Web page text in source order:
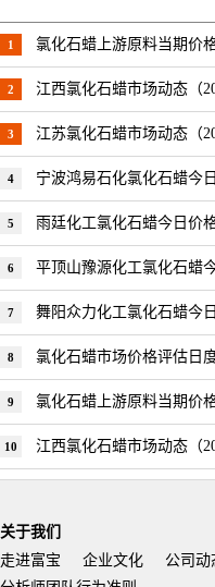
1 氯化石蜡上游原料当期价
2 江西氯化石蜡市场动态（
3 江苏氯化石蜡市场动态（
4 宁波鸿易石化氯化石蜡今
5 雨廷化工氯化石蜡今日价
6 平顶山豫源化工氯化石蜡
7 舞阳众力化工氯化石蜡今
8 氯化石蜡市场价格评估日度
9 氯化石蜡上游原料当期价
10 江西氯化石蜡市场动态（
关于我们
走进富宝
企业文化
公司动